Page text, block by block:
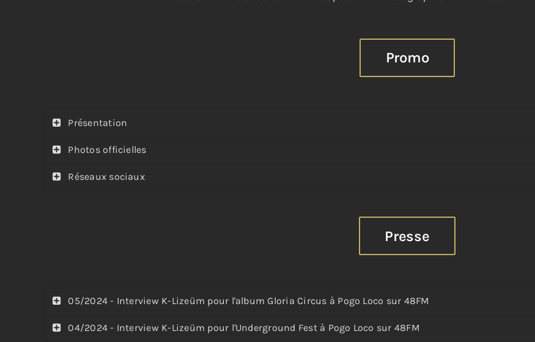
Promo
Présentation
Photos officielles
Réseaux sociaux
Presse
05/2024 - Interview K-Lizeüm pour l'album Gloria Circus à Pogo Loco sur 48FM
04/2024 - Interview K-Lizeüm pour l'Underground Fest à Pogo Loco sur 48FM